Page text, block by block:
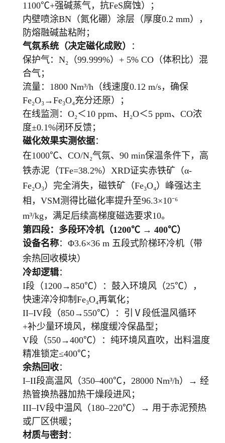
1100℃+强碱蒸气，抗FeS腐蚀）；
内壁喷涂BN（氮化硼）涂层（厚度0.2 mm），
防熔融碱盐粘附；
气氛系统（决定磁化成败）
：
保护气：N₂（99.999%）+ 5% CO（体积比）混
合气；
流量：1800 Nm³/h（线速度0.12 m/s，确保
Fe₂O₃→Fe₃O₄充分还原）；
在线监测：O₂＜10 ppm、H₂O＜5 ppm、CO浓
度±0.1%闭环反馈；
磁化效果实测依据：
在1000℃、CO/N₂气氛、90 min保温条件下，高
铁赤泥（TFe=38.2%）XRD证实赤铁矿（α-
Fe₂O₃）完全消失，磁铁矿（Fe₃O₄）峰强达主
相，VSM测得比磁化率提升至96.3×10⁻⁶
m³/kg，满足后续高梯度磁选要求10。
第四段：多段环冷机（1200℃ → 400℃）
设备名称：Φ3.6×36 m 五段式阶梯环冷机（带
余热回收模块）
冷却逻辑：
I段（1200→850℃）：鼓入环境风（25℃），
快速淬冷抑制Fe₃O₄再氧化；
II–IV段（850→550℃）：引Ⅴ段低温风循环
+补少量环境风，梯度缓冷保晶型；
V段（550→400℃）：纯环境风直吹，出料温度
精准锁定≤400℃；
余热回收：
I–II段高温风（350–400℃，28000 Nm³/h）→ 经
热管换热器加热干燥段进风；
III–IV段中温风（180–220℃）→ 用于赤泥预热
或厂区供暖；
材质与密封：